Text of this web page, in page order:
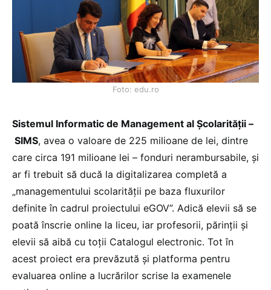
Foto: edu.ro
Sistemul Informatic de Management al Școlarității –
SIMS, avea o valoare de 225 milioane de lei, dintre
care circa 191 milioane lei – fonduri nerambursabile, și
ar fi trebuit să ducă la digitalizarea completă a
„managementului scolarității pe baza fluxurilor
definite în cadrul proiectului eGOV”. Adică elevii să se
poată înscrie online la liceu, iar profesorii, părinții și
elevii să aibă cu toții Catalogul electronic. Tot în
acest proiect era prevăzută și platforma pentru
evaluarea online a lucrărilor scrise la examenele